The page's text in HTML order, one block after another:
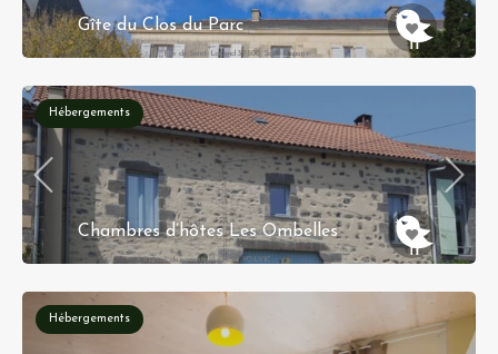
Gîte du Clos du Parc
4, Rue de Saint-Louand 37500 Saint-Louans
Hébergements
Chambres d’hôtes Les Ombelles
8 place du communal 63530 VOLVIC
Hébergements